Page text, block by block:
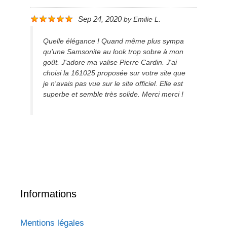
Sep 24, 2020by Emilie L.
Quelle élégance ! Quand même plus sympa
qu'une Samsonite au look trop sobre à mon
goût. J'adore ma valise Pierre Cardin. J'ai
choisi la 161025 proposée sur votre site que
je n'avais pas vue sur le site officiel. Elle est
superbe et semble très solide. Merci merci !
Informations
Mentions légales